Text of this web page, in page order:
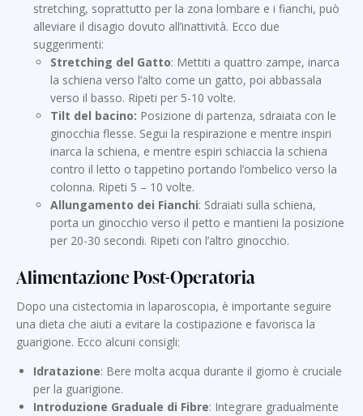
stretching, soprattutto per la zona lombare e i fianchi, può
alleviare il disagio dovuto all’inattività. Ecco due
suggerimenti:
Stretching del Gatto: Mettiti a quattro zampe, inarca
la schiena verso l’alto come un gatto, poi abbassala
verso il basso. Ripeti per 5-10 volte.
Tilt del bacino: Posizione di partenza, sdraiata con le
ginocchia flesse. Segui la respirazione e mentre inspiri
inarca la schiena, e mentre espiri schiaccia la schiena
contro il letto o tappetino portando l’ombelico verso la
colonna. Ripeti 5 – 10 volte.
Allungamento dei Fianchi: Sdraiati sulla schiena,
porta un ginocchio verso il petto e mantieni la posizione
per 20-30 secondi. Ripeti con l’altro ginocchio.
Alimentazione Post-Operatoria
Dopo una cistectomia in laparoscopia, è importante seguire
una dieta che aiuti a evitare la costipazione e favorisca la
guarigione. Ecco alcuni consigli:
Idratazione: Bere molta acqua durante il giorno è cruciale
per la guarigione.
Introduzione Graduale di Fibre: Integrare gradualmente